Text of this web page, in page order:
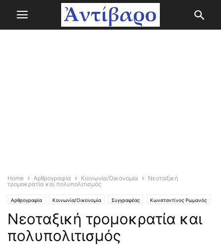
Home Αρθρογραφία Κοινωνία/Οικονομία
Νεοταξική
τρομοκρατία και πολυπολιτισμός
Αρθρογραφία Κοινωνία/Οικονομία Συγγραφέας Κωνσταντίνος Ρωμανός
Νεοταξική τρομοκρατία και
πολυπολιτισμός